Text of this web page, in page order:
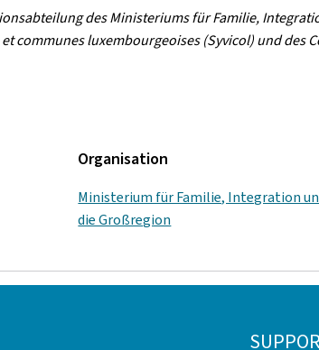
des Ministeriums für Familie,
et communes luxembourgeoises (Syvicol) und
Organisation
Ministerium für Familie, Integration
die Großregion